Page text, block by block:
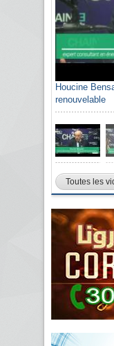
Houcine
renouvelable
Toutes les